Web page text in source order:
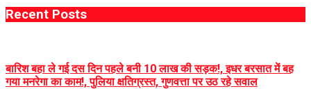
Recent Posts
बारिश बहा ले गई दस दिन पहले बनी 10 लाख की सड़क!, इधर बरसात में बह
गया मनरेगा का काम!, पुलिया क्षतिग्रस्त, गुणवत्ता पर उठ रहे सवाल